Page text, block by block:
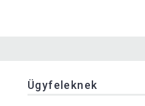
Ügyfeleknek